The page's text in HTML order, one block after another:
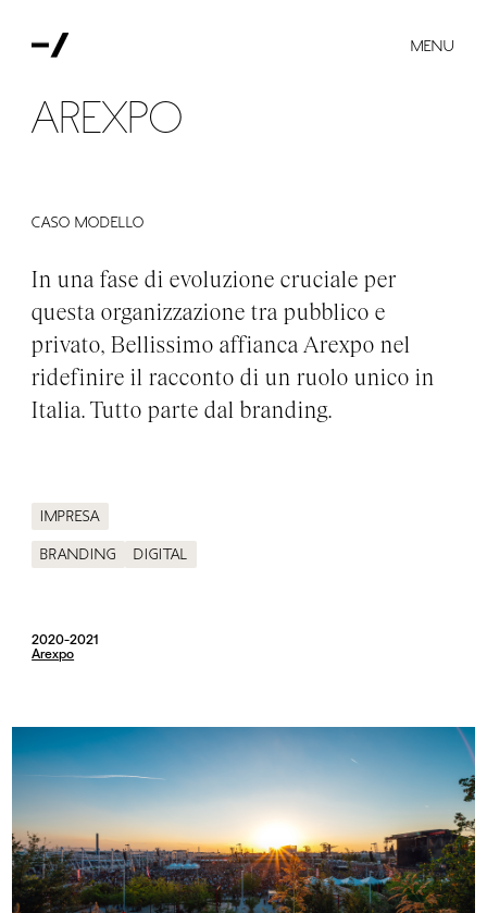
MENU
Arexpo
Impresa
Branding Digital
2020-2021
Arexpo
CASO MODELLO
In una fase di evoluzione cruciale per
questa organizzazione tra pubblico e
privato, Bellissimo affianca Arexpo nel
ridefinire il racconto di un ruolo unico in
Italia. Tutto parte dal branding.